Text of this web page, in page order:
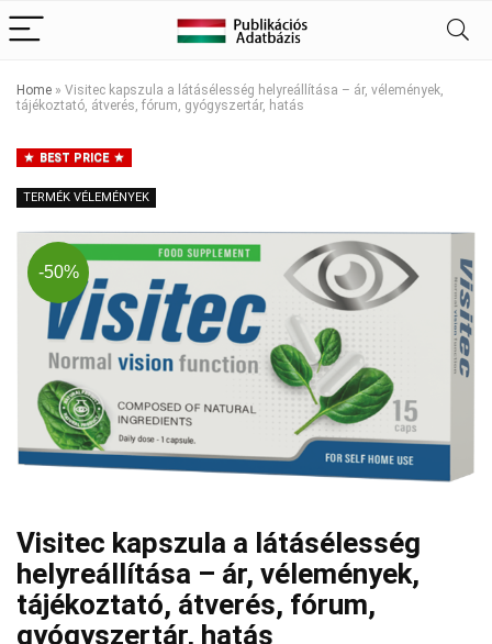
Home » Visitec kapszula a látásélesség helyreállítása – ár, vélemények,
tájékoztató, átverés, fórum, gyógyszertár, hatás
BEST PRICE
TERMÉK VÉLEMÉNYEK
-50%
Visitec kapszula a látásélesség
helyreállítása – ár, vélemények,
tájékoztató, átverés, fórum,
gyógyszertár, hatás